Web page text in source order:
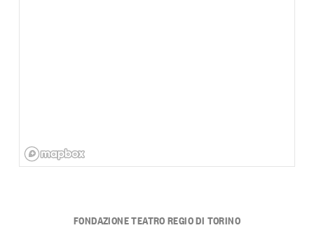
FONDAZIONE TEATRO REGIO DI TORINO